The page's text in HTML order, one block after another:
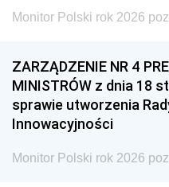
Monitor Polski rok 2026
ZARZĄDZENIE NR 4
MINISTRÓW z dnia 18
sprawie utworzenia
Innowacyjności
Monitor Polski rok 2026